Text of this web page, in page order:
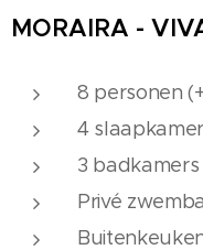
MORAIRA -
8 personen
4
3
Privé